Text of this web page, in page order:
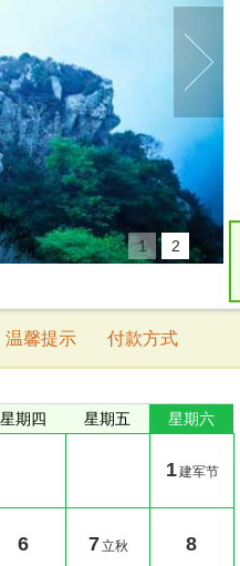
1 2
温馨提示 付款方式
星期四 星期五 星期六
1建军节
6 7立秋 8